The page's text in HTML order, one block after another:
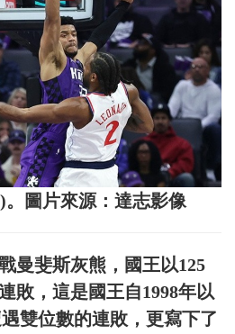
圖片來源：達志影像
曼斐斯灰熊，國王以125
敗，這是國王自1998年以
雙位數的連敗，更寫下了